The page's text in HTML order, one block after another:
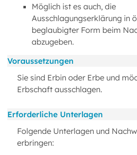
Möglich ist es auch, die
Ausschlagungserklärung in
beglaubigter Form beim
abzugeben.
Voraussetzungen
Sie sind Erbin oder Erbe und
Erbschaft ausschlagen.
Erforderliche Unterlagen
Folgende Unterlagen und
erbringen: